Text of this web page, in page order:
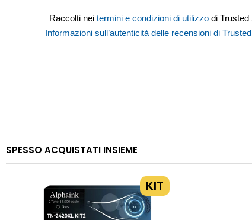
SPESSO ACQUISTATI INSIEME
KIT